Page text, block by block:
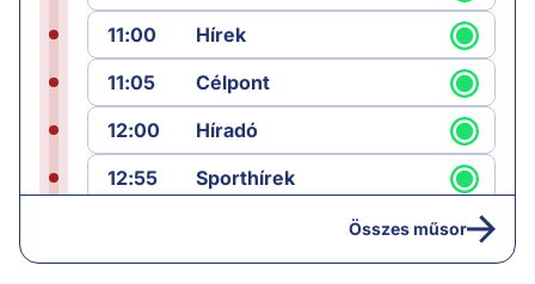
11:00
Hírek
11:05
Célpont
12:00
Híradó
12:55
Sporthírek
Összes műsor